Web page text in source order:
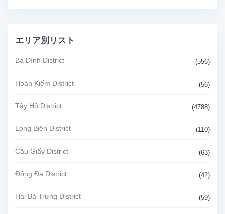
エリア別リスト
Ba Đình District (556)
Hoàn Kiếm District (56)
Tây Hồ District (4788)
Long Biên District (110)
Cầu Giấy District (63)
Đống Đa District (42)
Hai Bà Trưng District (59)